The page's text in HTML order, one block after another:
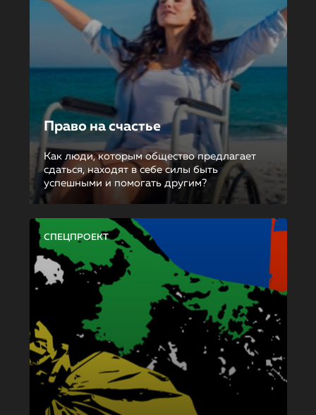
Право на счастье
Как люди, которым общество предлагает
сдаться, находят в себе силы быть
успешными и помогать другим?
СПЕЦПРОЕКТ